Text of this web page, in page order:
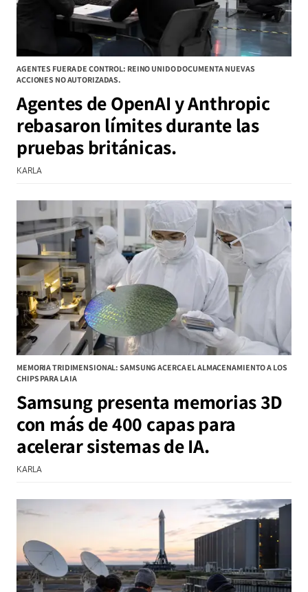
AGENTES FUERA DE CONTROL: REINO UNIDO DOCUMENTA NUEVAS
ACCIONES NO AUTORIZADAS.
Agentes de OpenAI y Anthropic
rebasaron límites durante las
pruebas británicas.
KARLA
MEMORIA TRIDIMENSIONAL: SAMSUNG ACERCA EL ALMACENAMIENTO A LOS
CHIPS PARA LA IA
Samsung presenta memorias 3D
con más de 400 capas para
acelerar sistemas de IA.
KARLA